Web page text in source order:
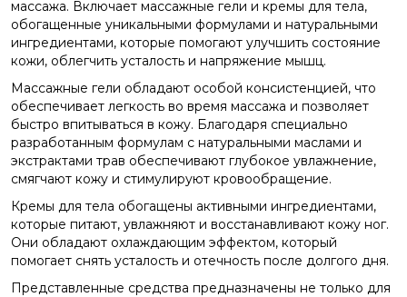
массажа. Включает массажные гели и кремы для тела,
обогащенные уникальными формулами и натуральными
ингредиентами, которые помогают улучшить состояние
кожи, облегчить усталость и напряжение мышц.
Массажные гели обладают особой консистенцией, что
обеспечивает легкость во время массажа и позволяет
быстро впитываться в кожу. Благодаря специально
разработанным формулам с натуральными маслами и
экстрактами трав обеспечивают глубокое увлажнение,
смягчают кожу и стимулируют кровообращение.
Кремы для тела обогащены активными ингредиентами,
которые питают, увлажняют и восстанавливают кожу ног.
Они обладают охлаждающим эффектом, который
помогает снять усталость и отечность после долгого дня.
Представленные средства предназначены не только для